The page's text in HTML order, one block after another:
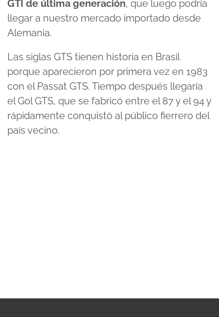
GTI de última generación, que luego podría
llegar a nuestro mercado importado desde
Alemania.
Las siglas GTS tienen historia en Brasil
porque aparecieron por primera vez en 1983
con el Passat GTS. Tiempo después llegaría
el Gol GTS, que se fabricó entre el 87 y el 94 y
rápidamente conquistó al público fierrero del
país vecino.